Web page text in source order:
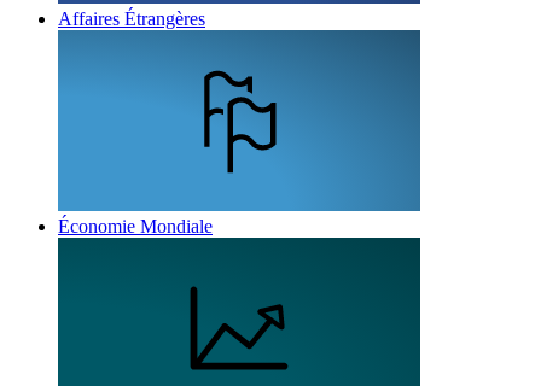
Affaires Étrangères
Économie Mondiale